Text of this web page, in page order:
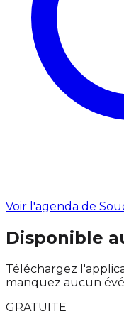
Voir l'agenda de
Disponible
Téléchargez
manquez aucun
GRATUITE